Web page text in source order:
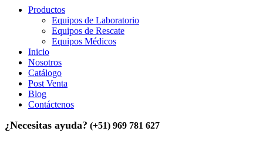
Productos
Equipos de Laboratorio
Equipos de Rescate
Equipos Médicos
Inicio
Nosotros
Catálogo
Post Venta
Blog
Contáctenos
¿Necesitas ayuda? (+51) 969 781 627